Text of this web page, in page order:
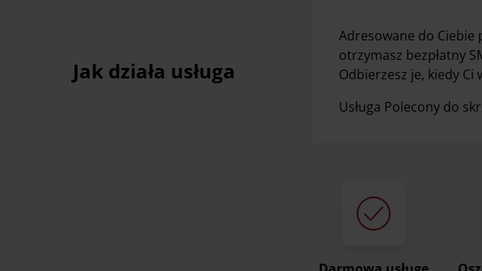
Jak działa usługa
Adresowane do Ciebie
otrzymasz bezpłatny
Odbierzesz je, kiedy
Usługa Polecony do